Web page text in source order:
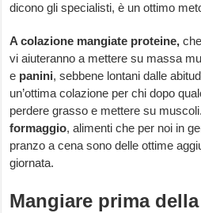
dicono gli specialisti, è un ottimo
A colazione mangiate proteine,
vi aiuteranno a mettere su massa
e panini, sebbene lontani dalle
un’ottima colazione per chi dopo
perdere grasso e mettere su muscoli.
formaggio, alimenti che per noi in
pranzo a cena sono delle ottime
giornata.
Mangiare prima